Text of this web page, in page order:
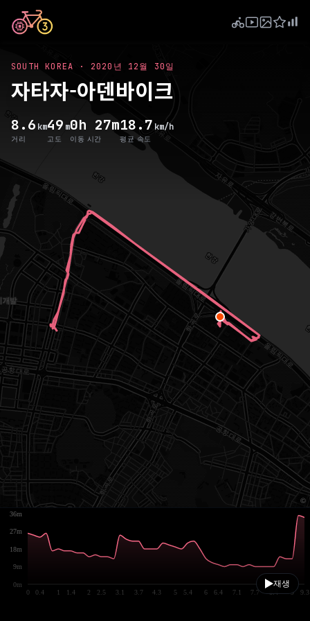
SOUTH KOREA · 2020년 12월 30일
자타자-아덴바이크
8.6 km
거리
49 m
고도
0h 27m
이동 시간
18.7 km/h
평균 속도
재생
0 0.4 1 1.4 2 2.5 3.1 3.7 4.3 5 5.4 6 6.4 7.1 7.7 8.4 9 9.3
0m
9m
18m
27m
36m